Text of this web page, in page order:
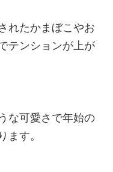
れたかまぼこやお
テンションが上が
な可愛さで年始の
ます。